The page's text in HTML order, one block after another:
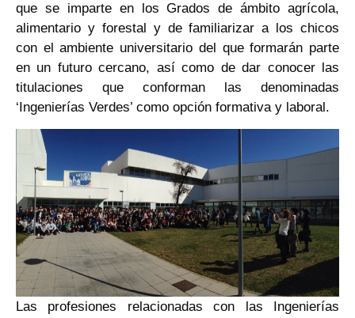
que se imparte en los Grados de ámbito agrícola,
alimentario y forestal y de familiarizar a los chicos
con el ambiente universitario del que formarán parte
en un futuro cercano, así como de dar conocer las
titulaciones que conforman las denominadas
‘Ingenierías Verdes’ como opción formativa y laboral.
Las profesiones relacionadas con las Ingenierías